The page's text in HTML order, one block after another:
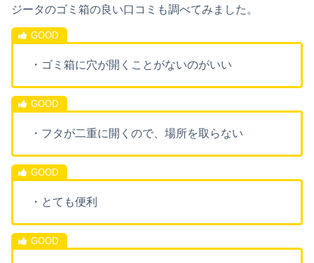
ジータのゴミ箱の良い口コミも調べてみました。
・ゴミ箱に穴が開くことがないのがいい
・フタが二重に開くので、場所を取らない
・とても便利